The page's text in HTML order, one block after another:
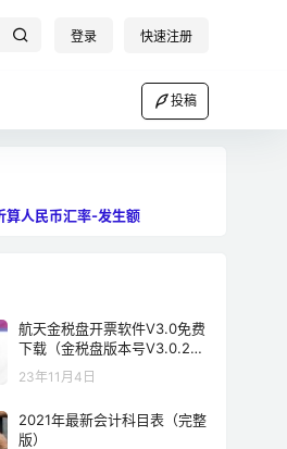
登录 快速注册
投稿
算人民币汇率-发生额
航天金税盘开票软件V3.0免费
下载（金税盘版本号V3.0.202
30531）
23年11月4日
2021年最新会计科目表（完整
版）